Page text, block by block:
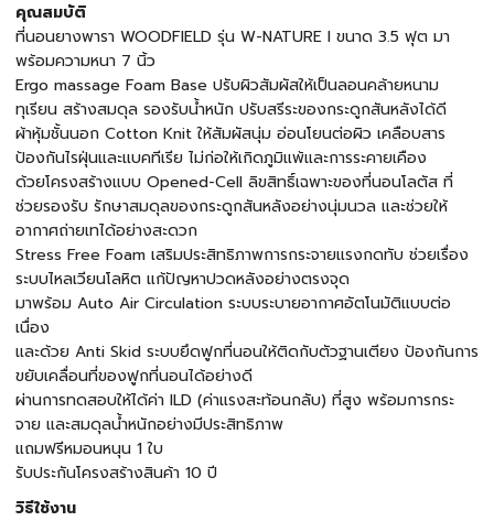
คุณสมบัติ
ที่นอนยางพารา WOODFIELD รุ่น W-NATURE I ขนาด 3.5 ฟุต มา
พร้อมความหนา 7 นิ้ว
Ergo massage Foam Base ปรับผิวสัมผัสให้เป็นลอนคล้ายหนาม
ทุเรียน สร้างสมดุล รองรับน้ำหนัก ปรับสรีระของกระดูกสันหลังได้ดี
ผ้าหุ้มชั้นนอก Cotton Knit ให้สัมผัสนุ่ม อ่อนโยนต่อผิว เคลือบสาร
ป้องกันไรฝุ่นและแบคทีเรีย ไม่ก่อให้เกิดภูมิแพ้และการระคายเคือง
ด้วยโครงสร้างแบบ Opened-Cell ลิขสิทธิ์เฉพาะของที่นอนโลตัส ที่
ช่วยรองรับ รักษาสมดุลของกระดูกสันหลังอย่างนุ่มนวล และช่วยให้
อากาศถ่ายเทได้อย่างสะดวก
Stress Free Foam เสริมประสิทธิภาพการกระจายแรงกดทับ ช่วยเรื่อง
ระบบไหลเวียนโลหิต แก้ปัญหาปวดหลังอย่างตรงจุด
มาพร้อม Auto Air Circulation ระบบระบายอากาศอัตโนมัติแบบต่อ
เนื่อง
และด้วย Anti Skid ระบบยึดฟูกที่นอนให้ติดกับตัวฐานเตียง ป้องกันการ
ขยับเคลื่อนที่ของฟูกที่นอนได้อย่างดี
ผ่านการทดสอบให้ได้ค่า ILD (ค่าแรงสะท้อนกลับ) ที่สูง พร้อมการกระ
จาย และสมดุลน้ำหนักอย่างมีประสิทธิภาพ
แถมฟรีหมอนหนุน 1 ใบ
รับประกันโครงสร้างสินค้า 10 ปี
วิธีใช้งาน